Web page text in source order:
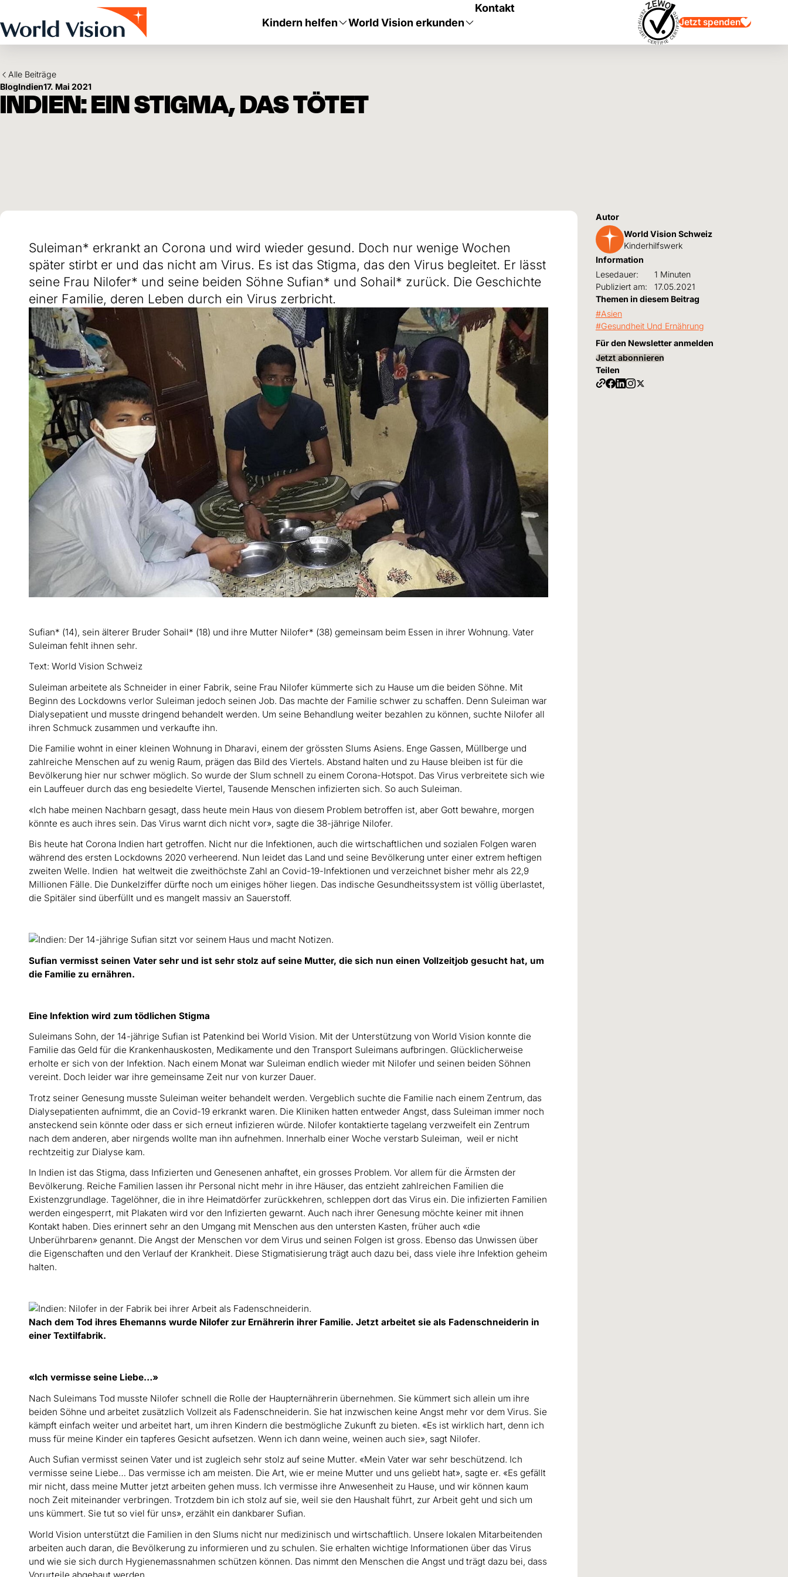
Kindern helfen World Vision erkunden
Kontakt
Jetzt spenden
Alle Beiträge
BlogIndien17. Mai 2021
INDIEN: EIN STIGMA, DAS TÖTET
Suleiman* erkrankt an Corona und wird wieder gesund. Doch nur wenige Wochen
später stirbt er und das nicht am Virus. Es ist das Stigma, das den Virus begleitet. Er lässt
seine Frau Nilofer* und seine beiden Söhne Sufian* und Sohail* zurück. Die Geschichte
einer Familie, deren Leben durch ein Virus zerbricht.
Sufian* (14), sein älterer Bruder Sohail* (18) und ihre Mutter Nilofer* (38) gemeinsam beim Essen in ihrer Wohnung. Vater
Suleiman fehlt ihnen sehr.
Text: World Vision Schweiz
Suleiman arbeitete als Schneider in einer Fabrik, seine Frau Nilofer kümmerte sich zu Hause um die beiden Söhne. Mit
Beginn des Lockdowns verlor Suleiman jedoch seinen Job. Das machte der Familie schwer zu schaffen. Denn Suleiman war
Dialysepatient und musste dringend behandelt werden. Um seine Behandlung weiter bezahlen zu können, suchte Nilofer all
ihren Schmuck zusammen und verkaufte ihn.
Die Familie wohnt in einer kleinen Wohnung in Dharavi, einem der grössten Slums Asiens. Enge Gassen, Müllberge und
zahlreiche Menschen auf zu wenig Raum, prägen das Bild des Viertels. Abstand halten und zu Hause bleiben ist für die
Bevölkerung hier nur schwer möglich. So wurde der Slum schnell zu einem Corona-Hotspot. Das Virus verbreitete sich wie
ein Lauffeuer durch das eng besiedelte Viertel, Tausende Menschen infizierten sich. So auch Suleiman.
«Ich habe meinen Nachbarn gesagt, dass heute mein Haus von diesem Problem betroffen ist, aber Gott bewahre, morgen
könnte es auch ihres sein. Das Virus warnt dich nicht vor», sagte die 38-jährige Nilofer.
Bis heute hat Corona Indien hart getroffen. Nicht nur die Infektionen, auch die wirtschaftlichen und sozialen Folgen waren
während des ersten Lockdowns 2020 verheerend. Nun leidet das Land und seine Bevölkerung unter einer extrem heftigen
zweiten Welle. Indien hat weltweit die zweithöchste Zahl an Covid-19-Infektionen und verzeichnet bisher mehr als 22,9
Millionen Fälle. Die Dunkelziffer dürfte noch um einiges höher liegen. Das indische Gesundheitssystem ist völlig überlastet,
die Spitäler sind überfüllt und es mangelt massiv an Sauerstoff.
Sufian vermisst seinen Vater sehr und ist sehr stolz auf seine Mutter, die sich nun einen Vollzeitjob gesucht hat, um
die Familie zu ernähren.
Eine Infektion wird zum tödlichen Stigma
Suleimans Sohn, der 14-jährige Sufian ist Patenkind bei World Vision. Mit der Unterstützung von World Vision konnte die
Familie das Geld für die Krankenhauskosten, Medikamente und den Transport Suleimans aufbringen. Glücklicherweise
erholte er sich von der Infektion. Nach einem Monat war Suleiman endlich wieder mit Nilofer und seinen beiden Söhnen
vereint. Doch leider war ihre gemeinsame Zeit nur von kurzer Dauer.
Trotz seiner Genesung musste Suleiman weiter behandelt werden. Vergeblich suchte die Familie nach einem Zentrum, das
Dialysepatienten aufnimmt, die an Covid-19 erkrankt waren. Die Kliniken hatten entweder Angst, dass Suleiman immer noch
ansteckend sein könnte oder dass er sich erneut infizieren würde. Nilofer kontaktierte tagelang verzweifelt ein Zentrum
nach dem anderen, aber nirgends wollte man ihn aufnehmen. Innerhalb einer Woche verstarb Suleiman, weil er nicht
rechtzeitig zur Dialyse kam.
In Indien ist das Stigma, dass Infizierten und Genesenen anhaftet, ein grosses Problem. Vor allem für die Ärmsten der
Bevölkerung. Reiche Familien lassen ihr Personal nicht mehr in ihre Häuser, das entzieht zahlreichen Familien die
Existenzgrundlage. Tagelöhner, die in ihre Heimatdörfer zurückkehren, schleppen dort das Virus ein. Die infizierten Familien
werden eingesperrt, mit Plakaten wird vor den Infizierten gewarnt. Auch nach ihrer Genesung möchte keiner mit ihnen
Kontakt haben. Dies erinnert sehr an den Umgang mit Menschen aus den untersten Kasten, früher auch «die
Unberührbaren» genannt. Die Angst der Menschen vor dem Virus und seinen Folgen ist gross. Ebenso das Unwissen über
die Eigenschaften und den Verlauf der Krankheit. Diese Stigmatisierung trägt auch dazu bei, dass viele ihre Infektion geheim
halten.
Nach dem Tod ihres Ehemanns wurde Nilofer zur Ernährerin ihrer Familie. Jetzt arbeitet sie als Fadenschneiderin in
einer Textilfabrik.
«Ich vermisse seine Liebe…»
Nach Suleimans Tod musste Nilofer schnell die Rolle der Haupternährerin übernehmen. Sie kümmert sich allein um ihre
beiden Söhne und arbeitet zusätzlich Vollzeit als Fadenschneiderin. Sie hat inzwischen keine Angst mehr vor dem Virus. Sie
kämpft einfach weiter und arbeitet hart, um ihren Kindern die bestmögliche Zukunft zu bieten. «Es ist wirklich hart, denn ich
muss für meine Kinder ein tapferes Gesicht aufsetzen. Wenn ich dann weine, weinen auch sie», sagt Nilofer.
Auch Sufian vermisst seinen Vater und ist zugleich sehr stolz auf seine Mutter. «Mein Vater war sehr beschützend. Ich
vermisse seine Liebe… Das vermisse ich am meisten. Die Art, wie er meine Mutter und uns geliebt hat», sagte er. «Es gefällt
mir nicht, dass meine Mutter jetzt arbeiten gehen muss. Ich vermisse ihre Anwesenheit zu Hause, und wir können kaum
noch Zeit miteinander verbringen. Trotzdem bin ich stolz auf sie, weil sie den Haushalt führt, zur Arbeit geht und sich um
uns kümmert. Sie tut so viel für uns», erzählt ein dankbarer Sufian.
World Vision unterstützt die Familien in den Slums nicht nur medizinisch und wirtschaftlich. Unsere lokalen Mitarbeitenden
arbeiten auch daran, die Bevölkerung zu informieren und zu schulen. Sie erhalten wichtige Informationen über das Virus
und wie sie sich durch Hygienemassnahmen schützen können. Das nimmt den Menschen die Angst und trägt dazu bei, dass
Vorurteile abgebaut werden.
Autor
World Vision Schweiz
Kinderhilfswerk
Information
Lesedauer:
1 Minuten
Publiziert am:
17.05.2021
Themen in diesem Beitrag
Asien
Gesundheit Und Ernährung
Für den Newsletter anmelden
Jetzt abonnieren
Teilen